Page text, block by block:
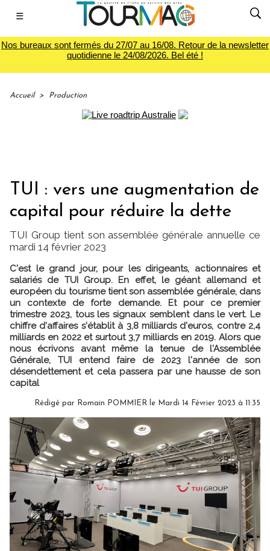
☰
Nos bureaux sont fermés du 27/07 au 16/08. Retour de la newsletter
quotidienne le 24/08/2026. Bel été !
Accueil > Production
TUI : vers une augmentation de
capital pour réduire la dette
TUI Group tient son assemblée générale annuelle ce
mardi 14 février 2023
C'est le grand jour, pour les dirigeants, actionnaires et
salariés de TUI Group. En effet, le géant allemand et
européen du tourisme tient son assemblée générale, dans
un contexte de forte demande. Et pour ce premier
trimestre 2023, tous les signaux semblent dans le vert. Le
chiffre d'affaires s'établit à 3,8 milliards d'euros, contre 2,4
milliards en 2022 et surtout 3,7 milliards en 2019. Alors que
nous écrivons avant même la tenue de l'Assemblée
Générale, TUI entend faire de 2023 l'année de son
désendettement et cela passera par une hausse de son
capital
Rédigé par Romain POMMIER le Mardi 14 Février 2023 à 11:35